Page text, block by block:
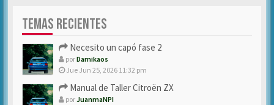
TEMAS RECIENTES
Necesito un capó fase 2
porDamikaos
Jue Jun 25, 2026 11:32 pm
Manual de Taller Citroën ZX
porJuanmaNPI